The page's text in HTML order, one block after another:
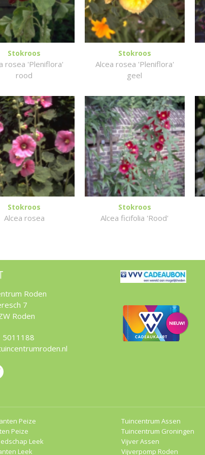
Stokroos
rosea 'Pleniflora'
rood
Stokroos
Alcea rosea 'Pleniflora'
geel
Stokroos
Alcea rosea
Stokroos
Alcea ficifolia 'Rood'
Roden
7
Roden
5011188
Peize
Peize
Leek
Leek
Tuincentrum Assen
Tuincentrum Groningen
Vijver Assen
Vijverpomp Roden